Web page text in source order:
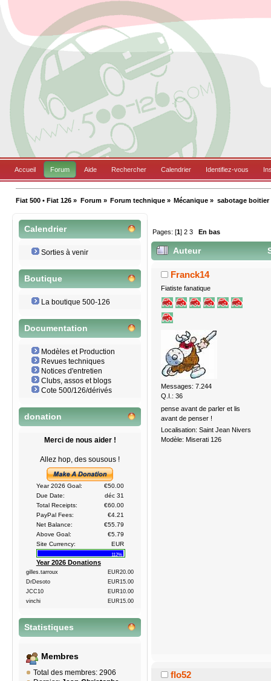
Accueil Forum Aide Rechercher Calendrier Identifiez-vous
Fiat 500 • Fiat 126 » Forum» Forum technique» Mécanique » sabotage boitier
Calendrier
Sorties à venir
Boutique
La boutique 500-126
Documentation
Modèles et Production
Revues techniques
Notices d'entretien
Clubs, assos et blogs
Cote 500/126/dérivés
donation
Merci de nous aider !
Allez hop, des sousous !
Year 2026 Goal:
€50.00
Due Date:
déc 31
Total Receipts:
€60.00
PayPal Fees:
€4.21
Net Balance:
€55.79
Above Goal:
€5.79
Site Currency:
EUR
112%
Year 2026 Donations
gilles.tarroux
EUR20.00
DrDesoto
EUR15.00
JCC10
EUR10.00
vinchi
EUR15.00
Statistiques
Membres
Total des membres: 2906
Pages: [1]2 3 En bas
Auteur
Franck14
Fiatiste fanatique
Messages: 7.244
Q.I.: 36
pense avant de parler et lis
avant de penser !
Localisation: Saint Jean Nivers
Modèle: Miserati 126
flo52